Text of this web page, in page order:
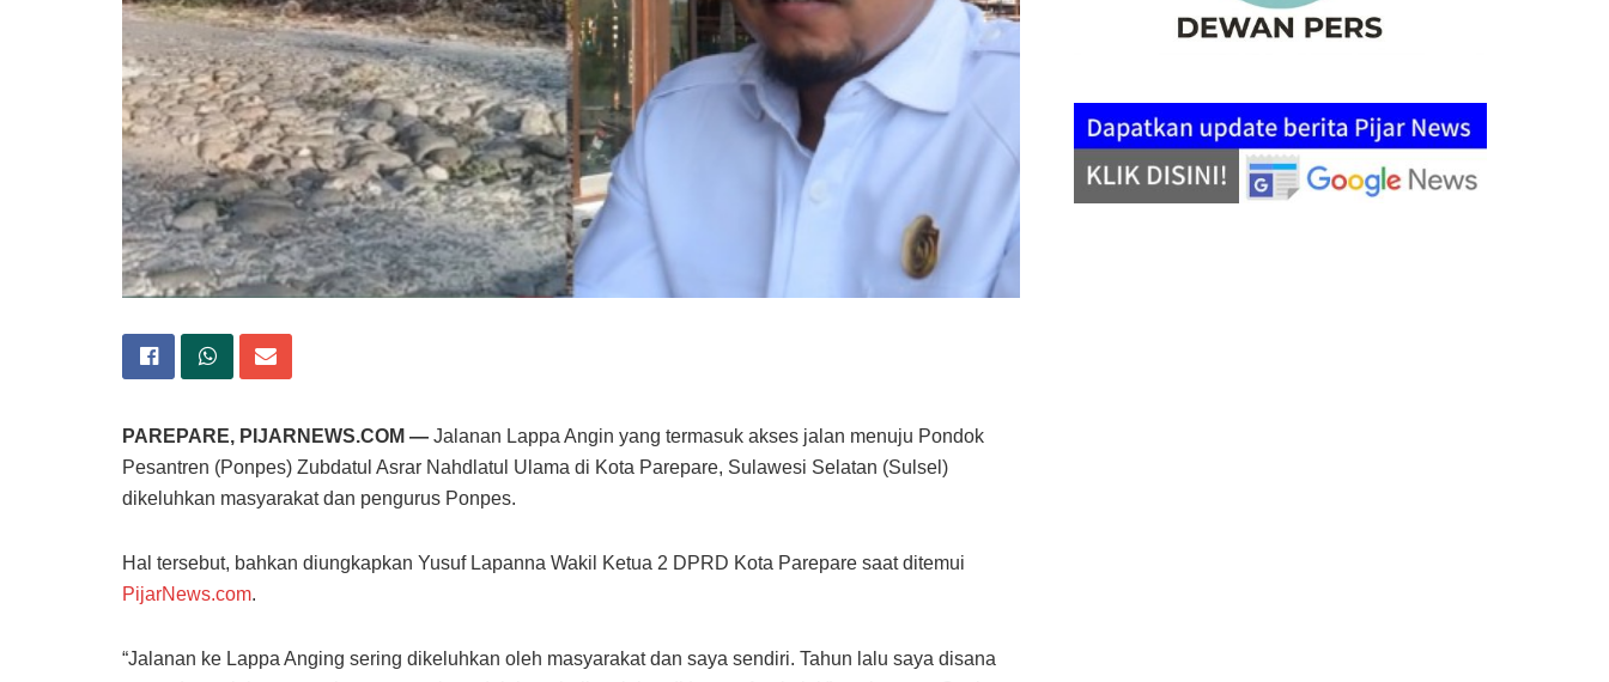
PAREPARE, PIJARNEWS.COM — Jalanan Lappa Angin yang termasuk akses jalan menuju Pondok
Pesantren (Ponpes) Zubdatul Asrar Nahdlatul Ulama di Kota Parepare, Sulawesi Selatan (Sulsel)
dikeluhkan masyarakat dan pengurus Ponpes.
Hal tersebut, bahkan diungkapkan Yusuf Lapanna Wakil Ketua 2 DPRD Kota Parepare saat ditemui
PijarNews.com.
“Jalanan ke Lappa Anging sering dikeluhkan oleh masyarakat dan saya sendiri. Tahun lalu saya disana